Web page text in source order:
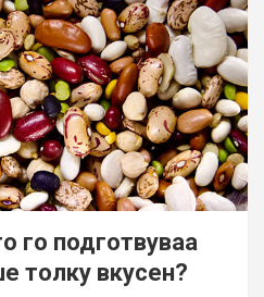
го подготвуваа
толку вкусен?